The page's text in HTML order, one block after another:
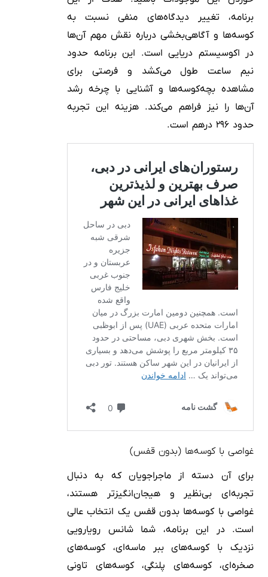
برنامه، تغییر دیدگاه‌های منفی نسبت به
کوسه‌ها و آگاهی‌بخشی درباره نقش مهم آن‌ها
در اکوسیستم دریایی است. این برنامه حدود
نیم ساعت طول می‌کشد و فرصتی برای
مشاهده بچه‌کوسه‌ها و آشنایی با چرخه رشد
آن‌ها را نیز فراهم می‌کند. هزینه این تجربه
حدود ۲۹۶ درهم است.
غواصی با کوسه‌ها (بدون قفس)
برای آن دسته از ماجراجویان که به دنبال
تجربه‌ای بی‌نظیر و هیجان‌انگیزتر هستند،
غواصی با کوسه‌ها بدون قفس یک انتخاب عالی
است. در این برنامه، شما شانس رویارویی
نزدیک با کوسه‌های ببر ماسه‌ای، کوسه‌های
صخره‌ای، کوسه‌های پلنگی، کوسه‌های تاونی